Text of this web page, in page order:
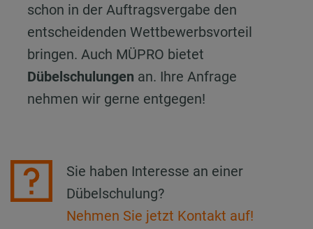
schon in der Auftragsvergabe den
entscheidenden Wettbewerbsvorteil
bringen. Auch MÜPRO bietet
Dübelschulungen an. Ihre Anfrage
nehmen wir gerne entgegen!
Sie haben Interesse an einer
Dübelschulung?
Nehmen Sie jetzt Kontakt auf!